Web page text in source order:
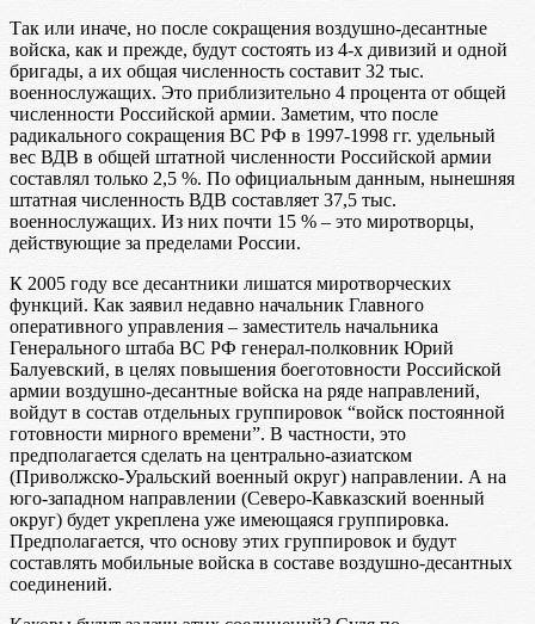
Так или иначе, но после сокращения воздушно-десантные
войска, как и прежде, будут состоять из 4-х дивизий и одной
бригады, а их общая численность составит 32 тыс.
военнослужащих. Это приблизительно 4 процента от общей
численности Российской армии. Заметим, что после
радикального сокращения ВС РФ в 1997-1998 гг. удельный
вес ВДВ в общей штатной численности Российской армии
составлял только 2,5 %. По официальным данным, нынешняя
штатная численность ВДВ составляет 37,5 тыс.
военнослужащих. Из них почти 15 % – это миротворцы,
действующие за пределами России.
К 2005 году все десантники лишатся миротворческих
функций. Как заявил недавно начальник Главного
оперативного управления – заместитель начальника
Генерального штаба ВС РФ генерал-полковник Юрий
Балуевский, в целях повышения боеготовности Российской
армии воздушно-десантные войска на ряде направлений,
войдут в состав отдельных группировок “войск постоянной
готовности мирного времени”. В частности, это
предполагается сделать на центрально-азиатском
(Приволжско-Уральский военный округ) направлении. А на
юго-западном направлении (Северо-Кавказский военный
округ) будет укреплена уже имеющаяся группировка.
Предполагается, что основу этих группировок и будут
составлять мобильные войска в составе воздушно-десантных
соединений.